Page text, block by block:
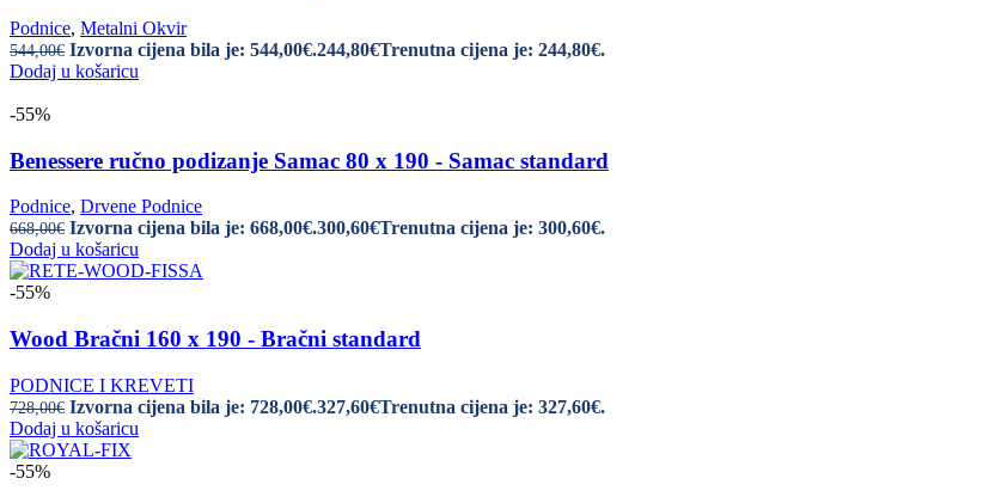
Podnice, Metalni Okvir
544,00€ Izvorna cijena bila je: 544,00€.244,80€Trenutna cijena je: 244,80€.
Dodaj u košaricu
-55%
Benessere ručno podizanje Samac 80 x 190 - Samac standard
Podnice, Drvene Podnice
668,00€ Izvorna cijena bila je: 668,00€.300,60€Trenutna cijena je: 300,60€.
Dodaj u košaricu
-55%
Wood Bračni 160 x 190 - Bračni standard
PODNICE I KREVETI
728,00€ Izvorna cijena bila je: 728,00€.327,60€Trenutna cijena je: 327,60€.
Dodaj u košaricu
-55%